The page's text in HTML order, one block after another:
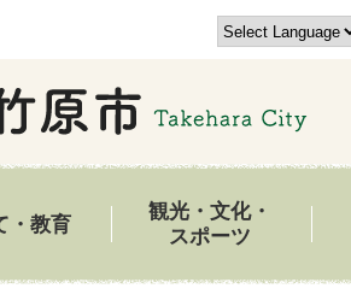
・教育
観光・文化・
スポーツ